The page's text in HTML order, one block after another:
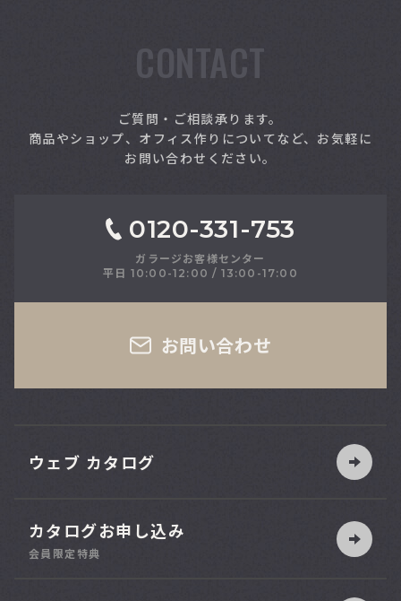
CONTACT
ご質問・ご相談承ります。
商品やショップ、オフィス作りについてなど、お気軽に
お問い合わせください。
0120-331-753
ガラージお客様センター
平日 10:00-12:00 / 13:00-17:00
お問い合わせ
ウェブ カタログ
カタログお申し込み
会員限定特典